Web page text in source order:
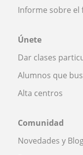
Informe sobre el
Únete
Dar clases
Alumnos que
Alta centros
Comunidad
Novedades y